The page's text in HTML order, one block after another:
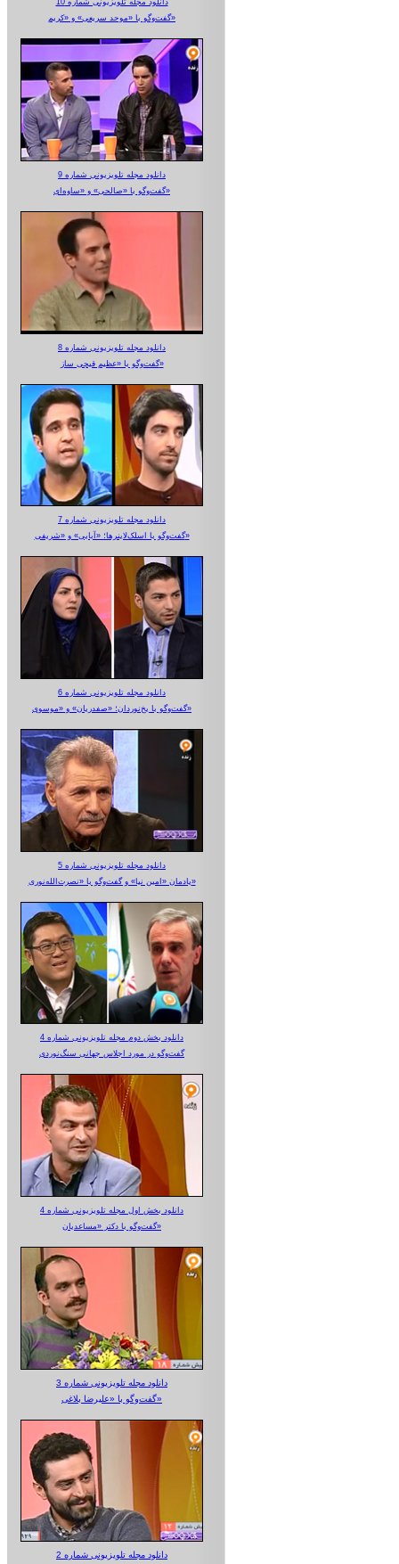
دانلود مجله تلویزیونی شماره 10
گفت‌وگو با «موحد سریعی» و «کریم»
دانلود مجله تلویزیونی شماره 9
گفت‌وگو با «صالحی» و «ساوه‌ای»
دانلود مجله تلویزیونی شماره 8
گفت‌وگو با «عظیم قیچی ساز»
دانلود مجله تلویزیونی شماره 7
گفت‌وگو با اسلک‌لاینرها؛ «آبایی» و «شریفی»
دانلود مجله تلویزیونی شماره 6
گفت‌وگو با یخ‌نوردان؛ «صفدریان» و «موسوی»
دانلود مجله تلویزیونی شماره 5
یادمان «امین نیا» و گفت‌وگو با «نصرت‌الله‌نوری»
دانلود بخش دوم مجله تلویزیونی شماره 4
گفت‌وگو در مورد اجلاس جهانی سنگ‌نوردی
دانلود بخش اول مجله تلویزیونی شماره 4
گفت‌وگو با دکتر «مساعدیان»
دانلود مجله تلویزیونی شماره 3
گفت‌وگو با «علیرضا بلاغی»
دانلود مجله تلویزیونی شماره 2